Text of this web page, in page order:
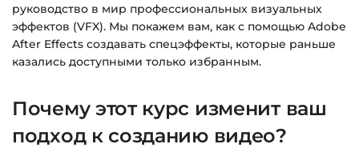
Подробнее об оплате и безопасности — в
справке >>>
Вопросы?Пишите наinfo@siluette.com.ua
руководство в мир профессиональных визуальных
эффектов (VFX). Мы покажем вам, как с помощью Adobe
After Effects создавать спецэффекты, которые раньше
казались доступными только избранным.
Почему этот курс изменит ваш
подход к созданию видео?